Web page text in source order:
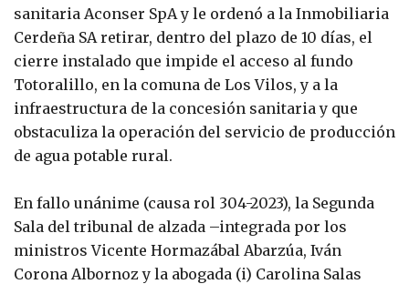
sanitaria Aconser SpA y le ordenó a la Inmobiliaria
Cerdeña SA retirar, dentro del plazo de 10 días, el
cierre instalado que impide el acceso al fundo
Totoralillo, en la comuna de Los Vilos, y a la
infraestructura de la concesión sanitaria y que
obstaculiza la operación del servicio de producción
de agua potable rural.
En fallo unánime (causa rol 304-2023), la Segunda
Sala del tribunal de alzada –integrada por los
ministros Vicente Hormazábal Abarzúa, Iván
Corona Albornoz y la abogada (i) Carolina Salas